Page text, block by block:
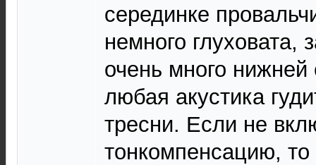
серединке
немного глуховата,
очень много нижней
любая акустика
тресни. Если не
тонкомпенсацию,